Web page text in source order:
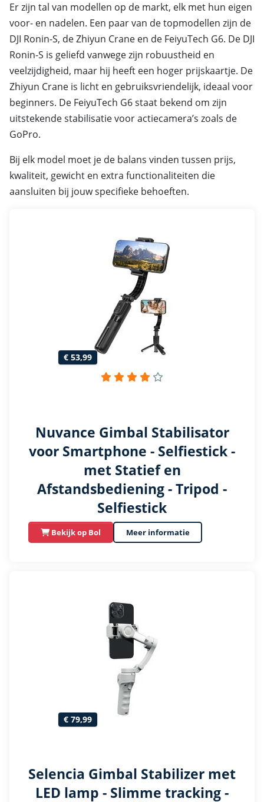
Er zijn tal van modellen op de markt, elk met hun eigen
voor- en nadelen. Een paar van de topmodellen zijn de
DJI Ronin-S, de Zhiyun Crane en de FeiyuTech G6. De DJI
Ronin-S is geliefd vanwege zijn robuustheid en
veelzijdigheid, maar hij heeft een hoger prijskaartje. De
Zhiyun Crane is licht en gebruiksvriendelijk, ideaal voor
beginners. De FeiyuTech G6 staat bekend om zijn
uitstekende stabilisatie voor actiecamera’s zoals de
GoPro.
Bij elk model moet je de balans vinden tussen prijs,
kwaliteit, gewicht en extra functionaliteiten die
aansluiten bij jouw specifieke behoeften.
€ 53,99
Nuvance Gimbal Stabilisator
voor Smartphone - Selfiestick -
met Statief en
Afstandsbediening - Tripod -
Selfiestick
Bekijk op Bol Meer informatie
€ 79,99
Selencia Gimbal Stabilizer met
LED lamp - Slimme tracking -